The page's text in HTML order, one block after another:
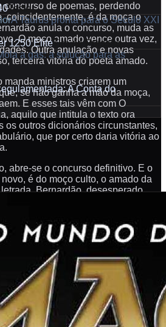
concurso de poemas, perdendo
coincidentemente, é da moça o
anula o concurso, muda as
O moço amado vence outra vez,
Outra anulação e novas
terceira vitória do poeta amado.
manda ministros criarem um
se não ganha a mão da moça,
E esses tais vêm com O
aquilo que intitula o texto ora
os outros dicionários circunstantes,
que por certo daria vitória ao
abre-se o concurso definitivo. E o
é do moço culto, o amado da
Bernardão, desesperado,
por aqui. E, vencido,
a cabeça, cedesse à verdade
sigamos em frente. Fiquemos
Movimento Viva Brasil, e assim
2013! s/m.
Teste
A Taurus pronta para o Século XXI
1250 EliteTiro de Pressão
a gás: a solução para as
A Conta do